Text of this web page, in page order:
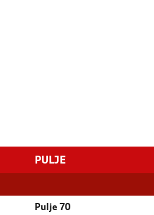
PULJE
Pulje 70